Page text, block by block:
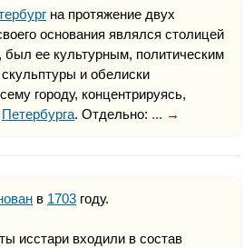
на протяжение двух
основания являлся столицей
был ее культурным, политическим
и обелиски
городу, концентрируясь,
Петербурга. Отдельно: ... →
в 1703 году.
исстари входили в состав